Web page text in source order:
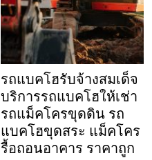
รถแบคโฮรับจ้างสมเด็จ
บริการรถแบคโฮให้เช่า
รถแม็คโครขุดดิน รถ
แบคโฮขุดสระ แม็คโคร
รื้อถอนอาคาร ราคาถูก